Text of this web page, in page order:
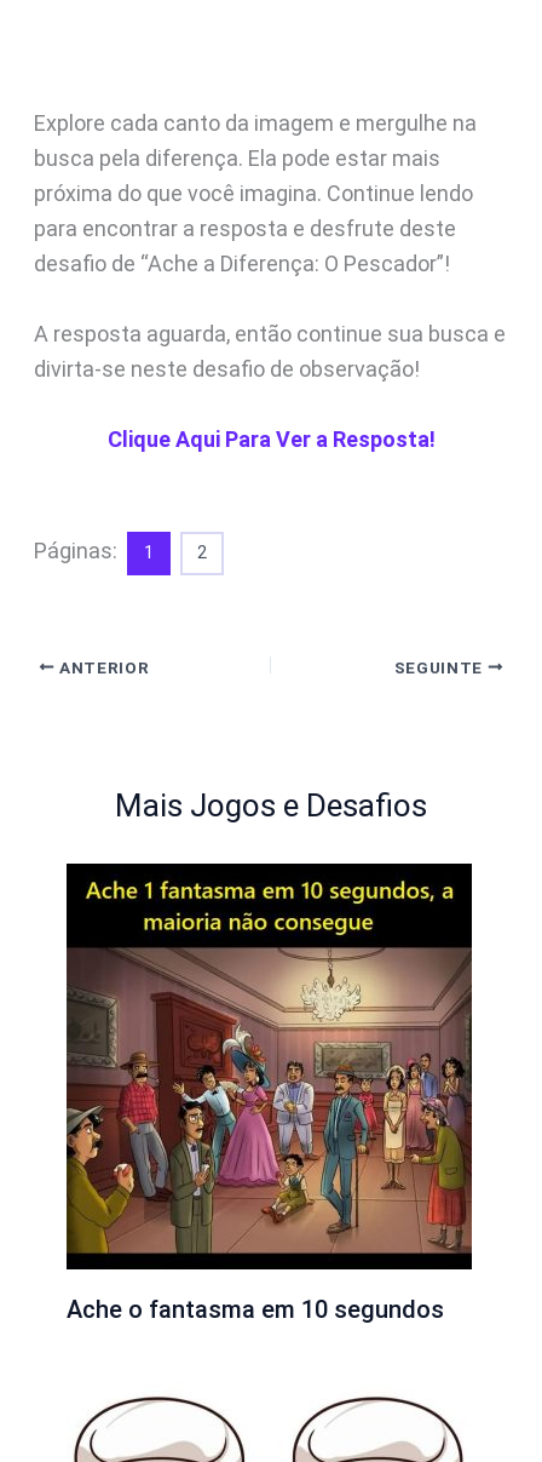
Explore cada canto da imagem e mergulhe na
busca pela diferença. Ela pode estar mais
próxima do que você imagina. Continue lendo
para encontrar a resposta e desfrute deste
desafio de “Ache a Diferença: O Pescador”!
A resposta aguarda, então continue sua busca e
divirta-se neste desafio de observação!
Clique Aqui Para Ver a Resposta!
Páginas: 1 2
ANTERIOR SEGUINTE
Mais Jogos e Desafios
Ache o fantasma em 10 segundos